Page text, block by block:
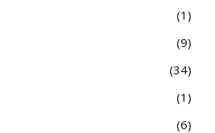
1
9
34
1
6